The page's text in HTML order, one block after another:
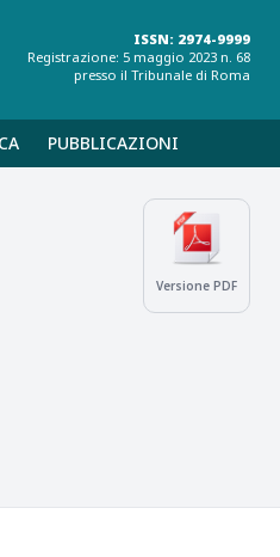
ISSN: 2974-9999
Registrazione: 5 maggio 2023 n. 68
presso il Tribunale di Roma
PUBBLICAZIONI
Versione PDF